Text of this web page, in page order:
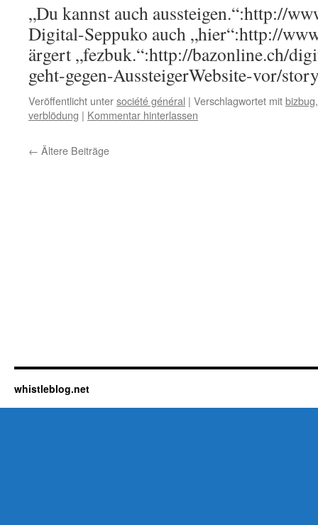
„Du kannst auch aussteigen.“:http://
Digital-Seppuko auch „hier“:http://
ärgert „fezbuk.“:http://bazonline.ch/
geht-gegen-AussteigerWebsite-vor/
Veröffentlicht untersociété général | Verschlagwortet mitbizbug
verblödung | Kommentar hinterlassen
← Ältere Beiträge
whistleblog.net